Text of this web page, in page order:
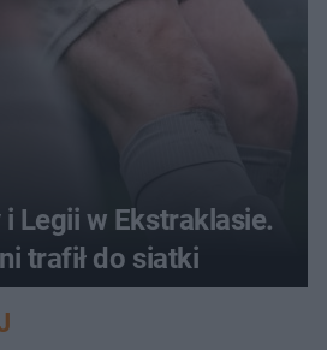
Legii w Ekstraklasie.
trafił do siatki